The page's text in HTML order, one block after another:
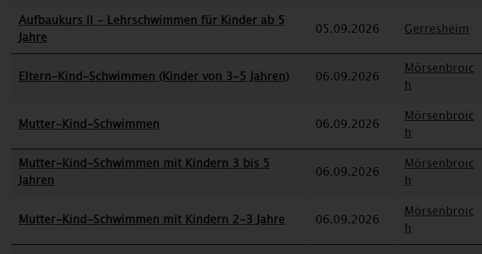
Aufbaukurs II - Lehrschwimmen für Kinder ab 5
Jahre
05.09.2026 Gerresheim
Eltern-Kind-Schwimmen (Kinder von 3-5 Jahren) 06.09.2026
Mörsenbroic
h
Mutter-Kind-Schwimmen 06.09.2026
Mörsenbroic
h
Mutter-Kind-Schwimmen mit Kindern 3 bis 5
Jahren
06.09.2026
Mörsenbroic
h
Mutter-Kind-Schwimmen mit Kindern 2-3 Jahre 06.09.2026
Mörsenbroic
h